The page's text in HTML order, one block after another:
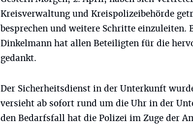
Kreisverwaltung und Kreispolizeibehörde
besprechen und weitere Schritte einzuleiten.
Dinkelmann hat allen Beteiligten für die
gedankt.
Der Sicherheitsdienst in der Unterkunft
versieht ab sofort rund um die Uhr in der
den Bedarfsfall hat die Polizei im Zuge der